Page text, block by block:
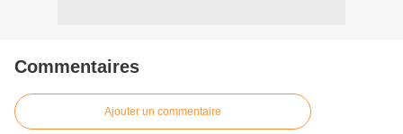
Commentaires
Ajouter un commentaire